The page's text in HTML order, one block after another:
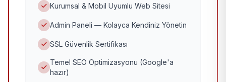
Kurumsal & Mobil Uyumlu Web Sitesi
Admin Paneli — Kolayca Kendiniz Yönetin
SSL Güvenlik Sertifikası
Temel SEO Optimizasyonu (Google'a
hazır)